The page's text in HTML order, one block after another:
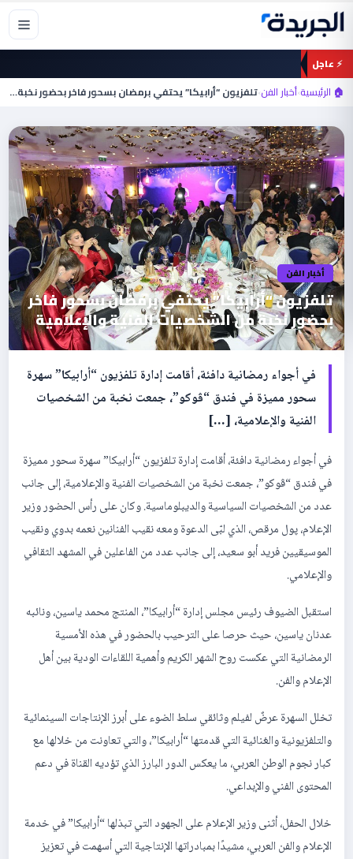
تخطي
المحتوى
⚡ عاجل
🏠 الرئيسية›أخبار الفن›تلفزيون “أرابيكا” يحتفي برمضان بسحور فاخر بحضور نخبة…
أخبار الفن
تلفزيون “أرابيكا” يحتفي برمضان بسحور فاخر
بحضور نخبة من الشخصيات الفنية والإعلامية
في أجواء رمضانية دافئة، أقامت إدارة تلفزيون “أرابيكا” سهرة
سحور مميزة في فندق “ڤوكو”، جمعت نخبة من الشخصيات
الفنية والإعلامية، […]
في أجواء رمضانية دافئة، أقامت إدارة تلفزيون “أرابيكا” سهرة سحور مميزة
في فندق “ڤوكو”، جمعت نخبة من الشخصيات الفنية والإعلامية، إلى جانب
عدد من الشخصيات السياسية والديبلوماسية. وكان على رأس الحضور وزير
الإعلام، پول مرقص، الذي لبّى الدعوة ومعه نقيب الفنانين نعمه بدوي ونقيب
الموسيقيين فريد أبو سعيد، إلى جانب عدد من الفاعلين في المشهد الثقافي
والإعلامي.
استقبل الضيوف رئيس مجلس إدارة “أرابيكا”، المنتج محمد ياسين، ونائبه
عدنان ياسين، حيث حرصا على الترحيب بالحضور في هذه الأمسية
الرمضانية التي عكست روح الشهر الكريم وأهمية اللقاءات الودية بين أهل
الإعلام والفن.
تخلل السهرة عرضٌ لفيلم وثائقي سلط الضوء على أبرز الإنتاجات السينمائية
والتلفزيونية والغنائية التي قدمتها “أرابيكا”، والتي تعاونت من خلالها مع
كبار نجوم الوطن العربي، ما يعكس الدور البارز الذي تؤديه القناة في دعم
المحتوى الفني والإبداعي.
خلال الحفل، أثنى وزير الإعلام على الجهود التي تبذلها “أرابيكا” في خدمة
الإعلام والفن العربي، مشيدًا بمبادراتها الإنتاجية التي أسهمت في تعزيز